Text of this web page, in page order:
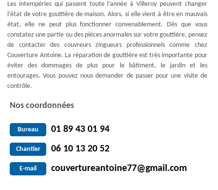
Les intempéries qui passent toute l’année à Villeroy peuvent changer
l’état de votre gouttière de maison. Alors, si elle vient à être en mauvais
état, elle ne peut plus fonctionner convenablement. Dès que vous
constatez une partie ou des pièces anormales sur votre gouttière, pensez
de contacter des couvreurs zingueurs professionnels comme chez
Couverture Antoine. La réparation de gouttière est très importante pour
éviter des dommages de plus pour le bâtiment, le jardin et les
entourages. Vous pouvez nous demander de passer pour une visite de
contrôle.
Nos coordonnées
Bureau 01 89 43 01 94
Chantier 06 10 13 20 52
E-mail couvertureantoine77@gmail.com